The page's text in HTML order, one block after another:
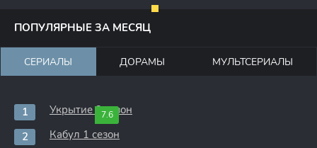
ПОПУЛЯРНЫЕ ЗА МЕСЯЦ
СЕРИАЛЫ ДОРАМЫ МУЛЬТСЕРИАЛЫ
7.6
Укрытие 3 сезон
Кабул 1 сезон